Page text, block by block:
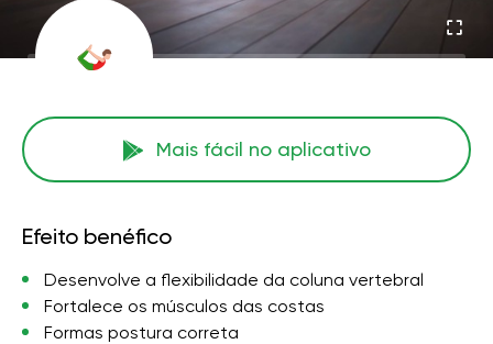
Mais fácil no aplicativo
Efeito benéfico
Desenvolve a flexibilidade da coluna vertebral
Fortalece os músculos das costas
Formas postura correta